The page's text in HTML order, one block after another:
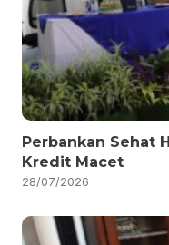
Perbankan Sehat
Kredit Macet
28/07/2026